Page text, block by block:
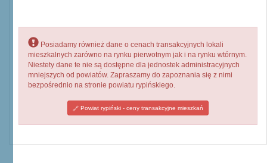
Posiadamy również dane o cenach transakcyjnych lokali
mieszkalnych zarówno na rynku pierwotnym jak i na rynku wtórnym.
Niestety dane te nie są dostępne dla jednostek administracyjnych
mniejszych od powiatów. Zapraszamy do zapoznania się z nimi
bezpośrednio na stronie powiatu rypińskiego.
Powiat rypiński - ceny transakcyjne mieszkań